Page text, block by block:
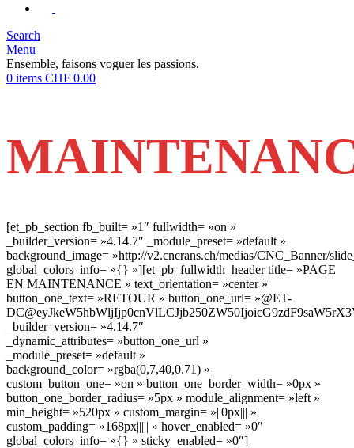
Search
Menu
Ensemble, faisons voguer les passions.
0 items CHF 0.00
[et_pb_section fb_built= »1″ fullwidth= »on »
_builder_version= »4.14.7″ _module_preset= »default »
background_image= »http://v2.cncrans.ch/medias/CNC_Banner/
global_colors_info= »{} »][et_pb_fullwidth_header title= »PAGE
EN MAINTENANCE » text_orientation= »center »
button_one_text= »RETOUR » button_one_url= »@ET-
_builder_version= »4.14.7″
_dynamic_attributes= »button_one_url »
_module_preset= »default »
background_color= »rgba(0,7,40,0.71) »
custom_button_one= »on » button_one_border_width= »0px »
button_one_border_radius= »5px » module_alignment= »left »
min_height= »520px » custom_margin= »||0px||| »
custom_padding= »168px||||| » hover_enabled= »0″
global_colors_info= »{} » sticky_enabled= »0″]